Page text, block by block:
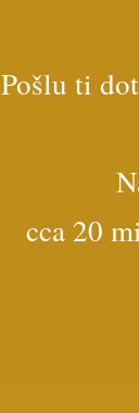
Pošlu ti
cca 20